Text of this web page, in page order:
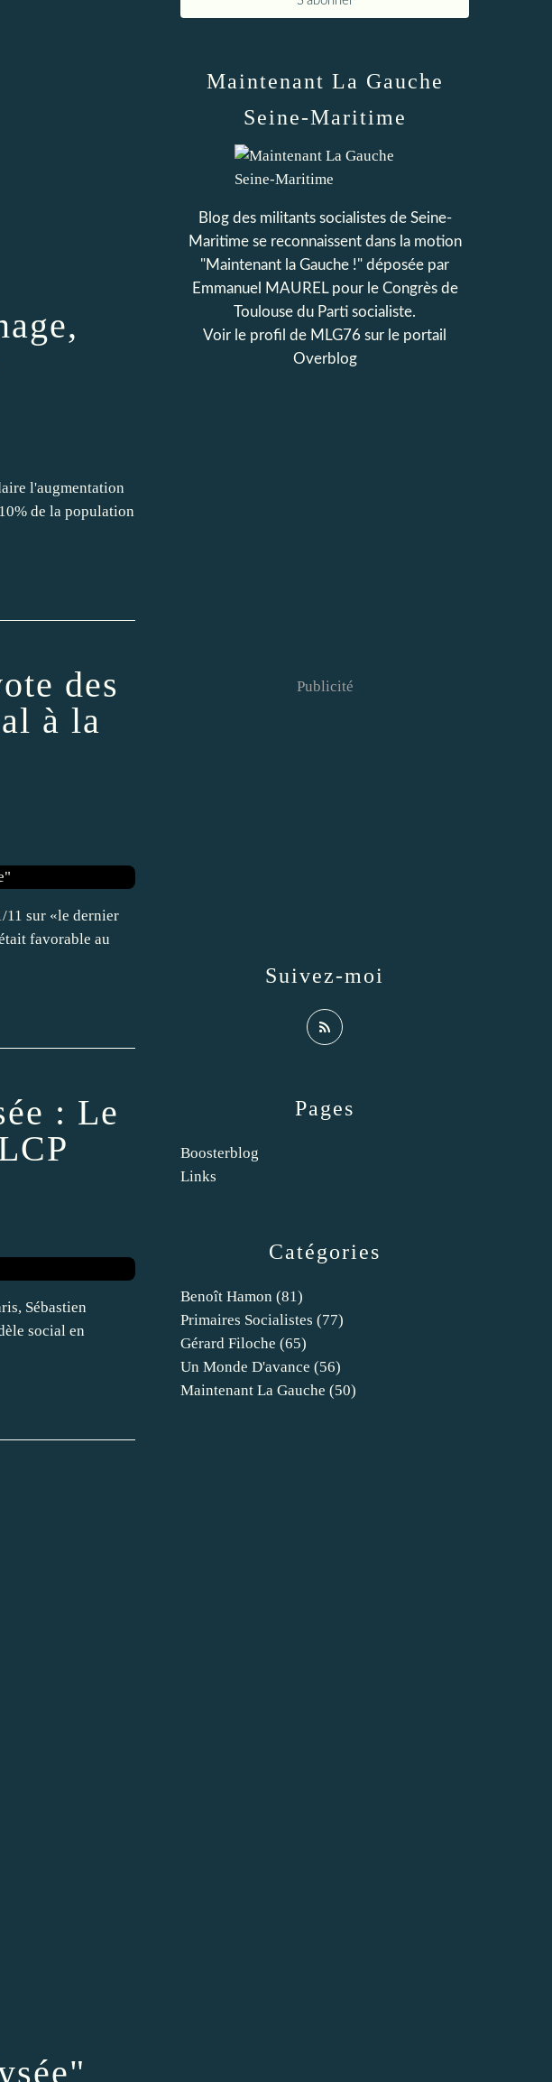
l'augmentation
de la population
des
à la
11 sur «le dernier
favorable au
: Le
Sébastien
social en
Catégories
Benoît Hamon (81)
Primaires Socialistes (77)
Gérard Filoche (65)
Un Monde D'avance (56)
Maintenant La Gauche (50)
Pages
Boosterblog
Links
Maintenant La Gauche
Seine-Maritime
Blog des militants socialistes de Seine-
Maritime se reconnaissent dans la motion
"Maintenant la Gauche !" déposée par
Emmanuel MAUREL pour le Congrès de
Toulouse du Parti socialiste.
Voir le profil de MLG76 sur le portail
Overblog
Suivez-moi
Publicité